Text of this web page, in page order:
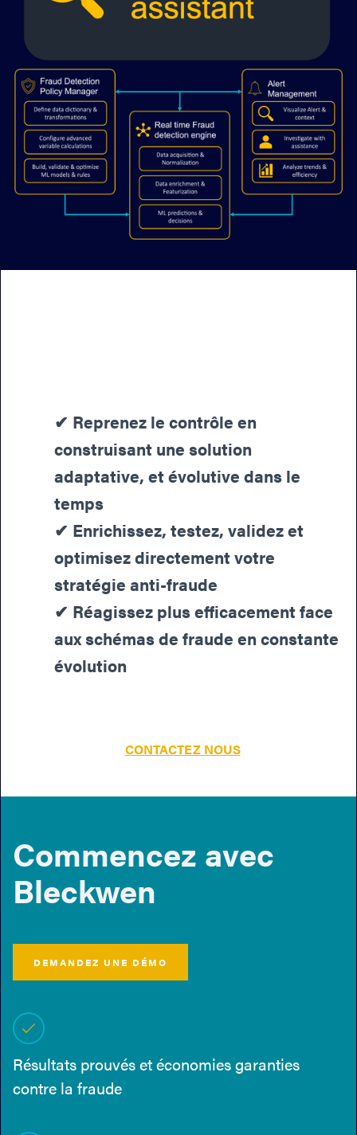
✔︎ Reprenez le contrôle en
construisant une solution
adaptative, et évolutive dans le
temps
✔︎ Enrichissez, testez, validez et
optimisez directement votre
stratégie anti-fraude
✔︎ Réagissez plus efficacement face
aux schémas de fraude en constante
évolution
CONTACTEZ NOUS
Commencez avec
Bleckwen
DEMANDEZ UNE DÉMO
Résultats prouvés et économies garanties
contre la fraude